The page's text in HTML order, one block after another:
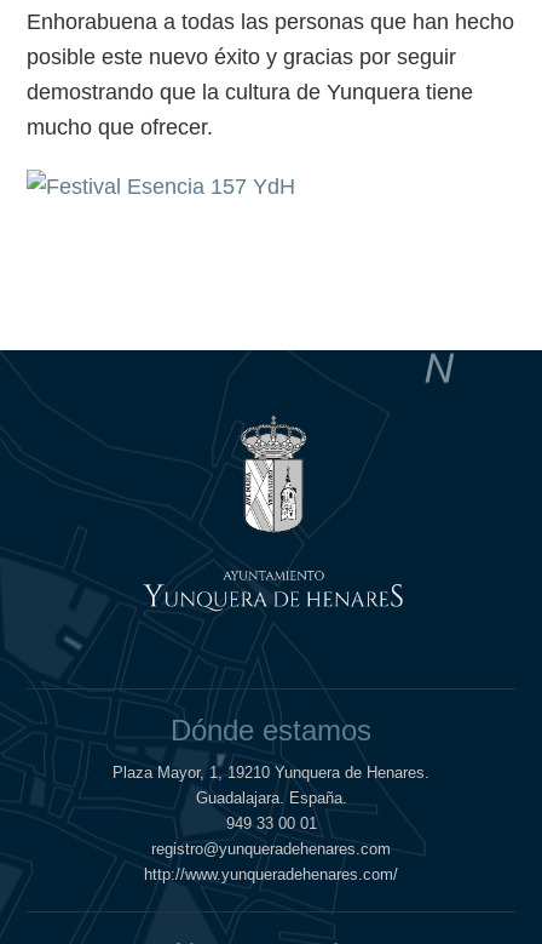
Enhorabuena a todas las personas que han hecho
posible este nuevo éxito y gracias por seguir
demostrando que la cultura de Yunquera tiene
mucho que ofrecer.
Dónde estamos
Plaza Mayor, 1, 19210 Yunquera de Henares.
Guadalajara. España.
949 33 00 01
registro@yunqueradehenares.com
http://www.yunqueradehenares.com/